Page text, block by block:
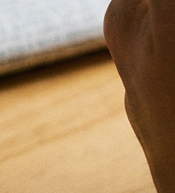
在建工程安全评估
安全生产责任保险事故预防技术服务
交付评估
质量风险综合评估
精装修评估
大型机械设备专项评估
市政过程评估
燃气
城市更新—存量改造